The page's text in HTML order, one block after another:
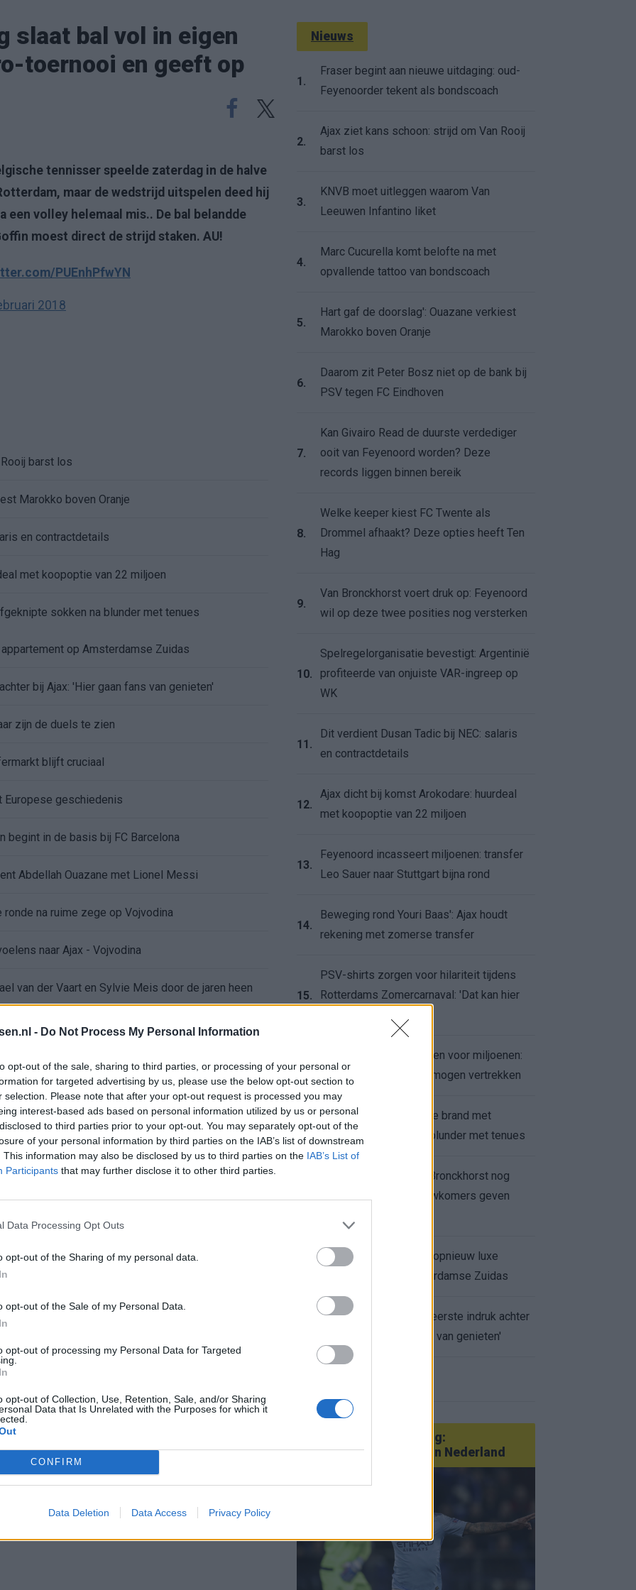
- Do Not Process My Personal Information
opt-out of the sale, sharing to third parties, or processing of your personal or
for targeted advertising by us, please use the below opt-out section to
selection. Please note that after your opt-out request is processed you may
interest-based ads based on personal information utilized by us or personal
to third parties prior to your opt-out. You may separately opt-out of the
of your personal information by third parties on the IAB’s list of downstream
This information may also be disclosed by us to third parties on the IAB’s List of
Participants that may further disclose it to other third parties.
Data Processing Opt Outs
opt-out of the Sharing of my personal data.
opt-out of the Sale of my Personal Data.
opt-out of processing my Personal Data for Targeted
opt-out of Collection, Use, Retention, Sale, and/or Sharing
Data that Is Unrelated with the Purposes for which it
CONFIRM
Data Deletion Data Access Privacy Policy
slaat bal vol in eigen
toernooi en geeft op
tennisser speelde zaterdag in de halve
maar de wedstrijd uitspelen deed hij
volley helemaal mis.. De bal belandde
moest direct de strijd staken. AU!
PUEnhPfwYN
2018
barst los
Marokko boven Oranje
en contractdetails
met koopoptie van 22 miljoen
sokken na blunder met tenues
op Amsterdamse Zuidas
bij Ajax: 'Hier gaan fans van genieten'
zijn de duels te zien
blijft cruciaal
Europese geschiedenis
begint in de basis bij FC Barcelona
Abdellah Ouazane met Lionel Messi
na ruime zege op Vojvodina
naar Ajax - Vojvodina
van der Vaart en Sylvie Meis door de jaren heen
Ajax en FC Twente in Europa
"Kampioen met Jong Ajax"
geschiedenis met rode kaart in WK-finale
League? Dit zijn de belangrijke data
terugkeer: NEC onderzoekt komst van Ajax-icoon
Nieuws
1.
Fraser begint aan nieuwe uitdaging: oud-
Feyenoorder tekent als bondscoach
2.
Ajax ziet kans schoon: strijd om Van Rooij
barst los
3.
KNVB moet uitleggen waarom Van
Leeuwen Infantino liket
4.
Marc Cucurella komt belofte na met
opvallende tattoo van bondscoach
5.
Hart gaf de doorslag': Ouazane verkiest
Marokko boven Oranje
6.
Daarom zit Peter Bosz niet op de bank bij
PSV tegen FC Eindhoven
7.
Kan Givairo Read de duurste verdediger
ooit van Feyenoord worden? Deze
records liggen binnen bereik
8.
Welke keeper kiest FC Twente als
Drommel afhaakt? Deze opties heeft Ten
Hag
9.
Van Bronckhorst voert druk op: Feyenoord
wil op deze twee posities nog versterken
10.
Spelregelorganisatie bevestigt: Argentinië
profiteerde van onjuiste VAR-ingreep op
WK
11.
Dit verdient Dusan Tadic bij NEC: salaris
en contractdetails
12.
Ajax dicht bij komst Arokodare: huurdeal
met koopoptie van 22 miljoen
13.
Feyenoord incasseert miljoenen: transfer
Leo Sauer naar Stuttgart bijna rond
14.
Beweging rond Youri Baas': Ajax houdt
rekening met zomerse transfer
15.
PSV-shirts zorgen voor hilariteit tijdens
Rotterdams Zomercarnaval: 'Dat kan hier
16.
Feyenoord zet deur open voor miljoenen:
Ueda en Hadj Moussa mogen vertrekken
17.
Ajax helpt Burnley uit de brand met
afgeknipte sokken na blunder met tenues
Feyenoord onder Van Bronckhorst nog
altijd ongeslagen: nieuwkomers geven
Hakim Ziyech verhuurt opnieuw luxe
appartement op Amsterdamse Zuidas
Marcos Leonardo laat eerste indruk achter
bij Ajax: 'Hier gaan fans van genieten'
Van Götze tot Sterling:
statementtransfers in Nederland